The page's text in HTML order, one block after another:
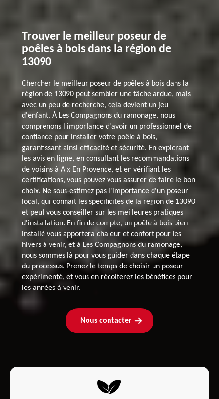
Trouver le meilleur poseur de
poêles à bois dans la région de
13090
Chercher le meilleur poseur de poêles à bois dans la
région de 13090 peut sembler une tâche ardue, mais
avec un peu de recherche, cela devient un jeu
d'enfant. À Les Compagnons du ramonage, nous
comprenons l'importance d'avoir un professionnel de
confiance pour installer votre poêle à bois,
garantissant ainsi efficacité et sécurité. En explorant
les avis en ligne, en consultant les recommandations
de voisins à Aix En Provence, et en vérifiant les
certifications, vous pouvez vous assurer de faire le bon
choix. Ne sous-estimez pas l'importance d'un poseur
local, qui connaît les spécificités de la région de 13090
et peut vous conseiller sur les meilleures pratiques
d'installation. En fin de compte, un poêle à bois bien
installé vous apportera chaleur et confort pour les
hivers à venir, et à Les Compagnons du ramonage,
nous sommes là pour vous guider dans chaque étape
du processus. Prenez le temps de choisir un poseur
expérimenté, et vous en récolterez les bénéfices pour
les années à venir.
Nous contacter